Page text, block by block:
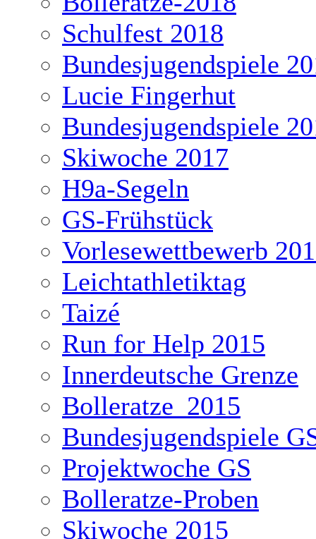
Schulfest 2018
Bundesjugendspiele
Lucie Fingerhut
Bundesjugendspiele
Skiwoche 2017
H9a-Segeln
GS-Frühstück
Vorlesewettbewerb
Leichtathletiktag
Taizé
Run for Help 2015
Innerdeutsche Grenze
Bolleratze_2015
Bundesjugendspiele
Projektwoche GS
Bolleratze-Proben
Skiwoche 2015